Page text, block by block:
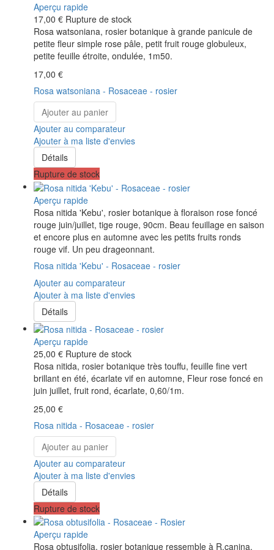
Aperçu rapide
17,00 € Rupture de stock
Rosa watsoniana, rosier botanique à grande panicule de
petite fleur simple rose pâle, petit fruit rouge globuleux,
petite feuille étroite, ondulée, 1m50.
17,00 €
Rosa watsoniana - Rosaceae - rosier
Ajouter au panier
Ajouter au comparateur
Ajouter à ma liste d'envies
Détails
Rupture de stock
Aperçu rapide
Rosa nitida 'Kebu', rosier botanique à floraison rose foncé
rouge juin/juillet, tige rouge, 90cm. Beau feuillage en saison
et encore plus en automne avec les petits fruits ronds
rouge vif. Un peu drageonnant.
Rosa nitida 'Kebu' - Rosaceae - rosier
Ajouter au comparateur
Ajouter à ma liste d'envies
Détails
Aperçu rapide
25,00 € Rupture de stock
Rosa nitida, rosier botanique très touffu, feuille fine vert
brillant en été, écarlate vif en automne, Fleur rose foncé en
juin juillet, fruit rond, écarlate, 0,60/1m.
25,00 €
Rosa nitida - Rosaceae - rosier
Ajouter au panier
Ajouter au comparateur
Ajouter à ma liste d'envies
Détails
Rupture de stock
Aperçu rapide
Rosa obtusifolia, rosier botanique ressemble à R.canina,